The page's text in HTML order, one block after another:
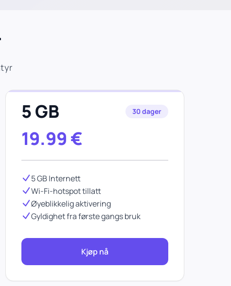
5 GB 30 dager
19.99 €
5 GB Internett
Wi-Fi-hotspot tillatt
Øyeblikkelig aktivering
Gyldighet fra første gangs bruk
Kjøp nå